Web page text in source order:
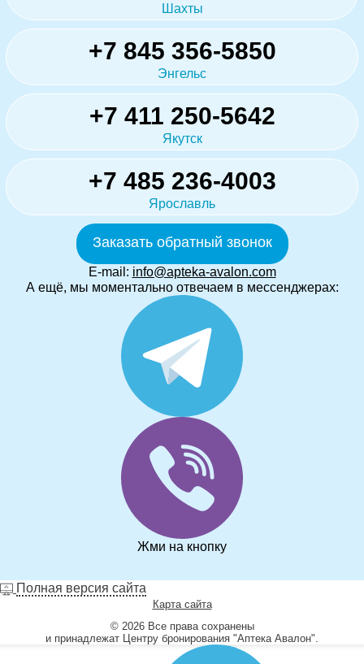
Шахты
+7 845 356-5850
Энгельс
+7 411 250-5642
Якутск
+7 485 236-4003
Ярославль
Заказать обратный звонок
E-mail: info@apteka-avalon.com
А ещё, мы моментально отвечаем в мессенджерах:
Жми на кнопку
Полная версия сайта
Карта сайта
© 2026 Все права сохранены
и принадлежат Центру бронирования "Аптека Авалон".